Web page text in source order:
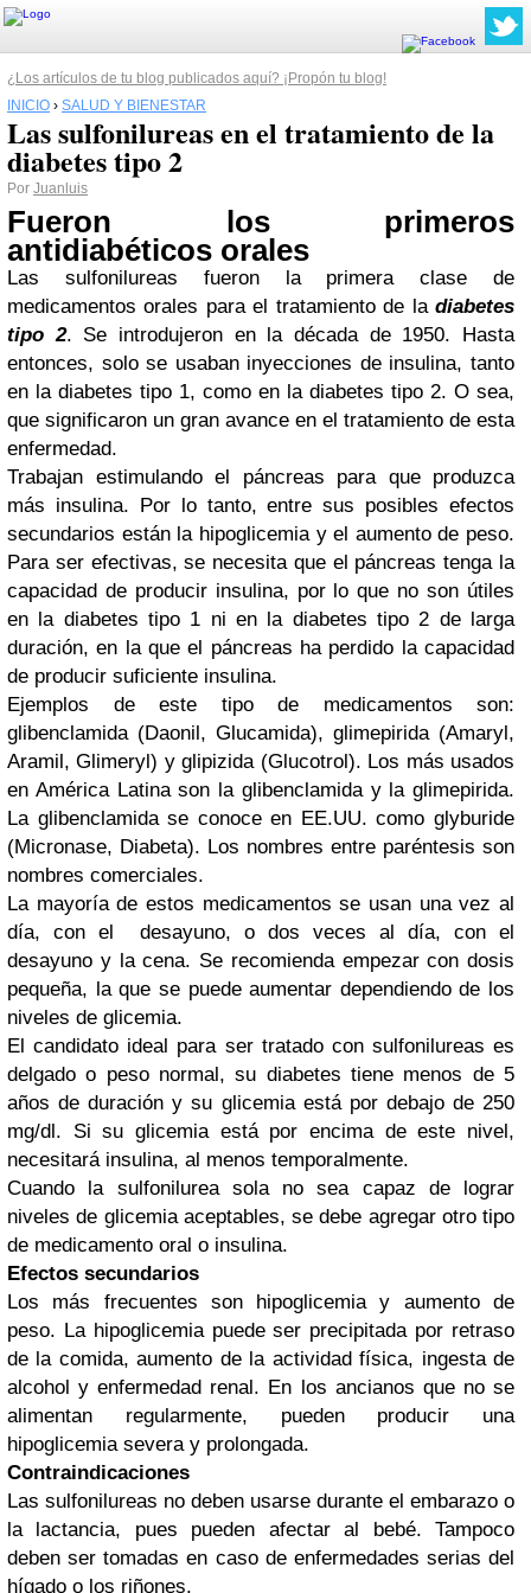
¿Los artículos de tu blog publicados aquí? ¡Propón tu blog!
INICIO › SALUD Y BIENESTAR
Las sulfonilureas en el tratamiento de la
diabetes tipo 2
Por Juanluis
Fueron los primeros
antidiabéticos orales
Las sulfonilureas fueron la primera clase de
medicamentos orales para el tratamiento de la diabetes
tipo 2. Se introdujeron en la década de 1950. Hasta
entonces, solo se usaban inyecciones de insulina, tanto
en la diabetes tipo 1, como en la diabetes tipo 2. O sea,
que significaron un gran avance en el tratamiento de esta
enfermedad.
Trabajan estimulando el páncreas para que produzca
más insulina. Por lo tanto, entre sus posibles efectos
secundarios están la hipoglicemia y el aumento de peso.
Para ser efectivas, se necesita que el páncreas tenga la
capacidad de producir insulina, por lo que no son útiles
en la diabetes tipo 1 ni en la diabetes tipo 2 de larga
duración, en la que el páncreas ha perdido la capacidad
de producir suficiente insulina.
Ejemplos de este tipo de medicamentos son:
glibenclamida (Daonil, Glucamida), glimepirida (Amaryl,
Aramil, Glimeryl) y glipizida (Glucotrol). Los más usados
en América Latina son la glibenclamida y la glimepirida.
La glibenclamida se conoce en EE.UU. como glyburide
(Micronase, Diabeta). Los nombres entre paréntesis son
nombres comerciales.
La mayoría de estos medicamentos se usan una vez al
día, con el
desayuno, o dos veces al día, con el
desayuno y la cena. Se recomienda empezar con dosis
pequeña, la que se puede aumentar dependiendo de los
niveles de glicemia.
El candidato ideal para ser tratado con sulfonilureas es
delgado o peso normal, su diabetes tiene menos de 5
años de duración y su glicemia está por debajo de 250
mg/dl. Si su glicemia está por encima de este nivel,
necesitará insulina, al menos temporalmente.
Cuando la sulfonilurea sola no sea capaz de lograr
niveles de glicemia aceptables, se debe agregar otro tipo
de medicamento oral o insulina.
Efectos secundarios
Los más frecuentes son hipoglicemia y aumento de
peso. La hipoglicemia puede ser precipitada por retraso
de la comida, aumento de la actividad física, ingesta de
alcohol y enfermedad renal. En los ancianos que no se
alimentan regularmente, pueden producir una
hipoglicemia severa y prolongada.
Contraindicaciones
Las sulfonilureas no deben usarse durante el embarazo o
la lactancia, pues pueden afectar al bebé. Tampoco
deben ser tomadas en caso de enfermedades serias del
hígado o los riñones.